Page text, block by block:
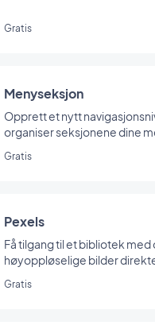
Gratis
Menyseksjon
Opprett et nytt
organiser seksjonene dine
Gratis
Pexels
Få tilgang til et bibliotek
høyoppløselige bilder
Gratis